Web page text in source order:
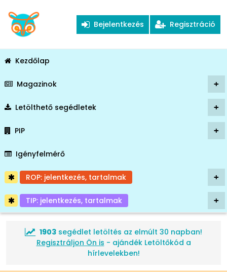
Bejelentkezés Regisztráció
Kezdőlap
+
Magazinok
+
Letölthető segédletek
+
PIP
Igényfelmérő
+
ROP: jelentkezés, tartalmak
+
TIP: jelentkezés, tartalmak
1903 segédlet letöltés az elmúlt 30 napban!
Regisztráljon Ön is - ajándék Letöltőkód a
hírlevelekben!